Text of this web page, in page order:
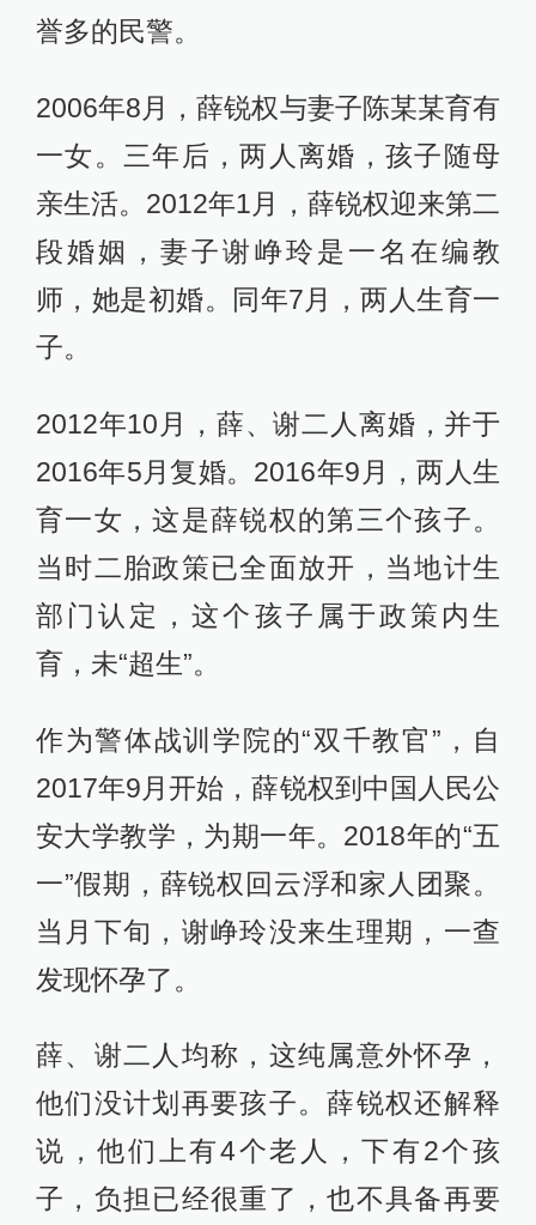
誉多的民警。
2006年8月，薛锐权与妻子陈某某育有
一女。三年后，两人离婚，孩子随母
亲生活。2012年1月，薛锐权迎来第二
段婚姻，妻子谢峥玲是一名在编教
师，她是初婚。同年7月，两人生育一
子。
2012年10月，薛、谢二人离婚，并于
2016年5月复婚。2016年9月，两人生
育一女，这是薛锐权的第三个孩子。
当时二胎政策已全面放开，当地计生
部门认定，这个孩子属于政策内生
育，未“超生”。
作为警体战训学院的“双千教官”，自
2017年9月开始，薛锐权到中国人民公
安大学教学，为期一年。2018年的“五
一”假期，薛锐权回云浮和家人团聚。
当月下旬，谢峥玲没来生理期，一查
发现怀孕了。
薛、谢二人均称，这纯属意外怀孕，
他们没计划再要孩子。薛锐权还解释
说，他们上有4个老人，下有2个孩
子，负担已经很重了，也不具备再要